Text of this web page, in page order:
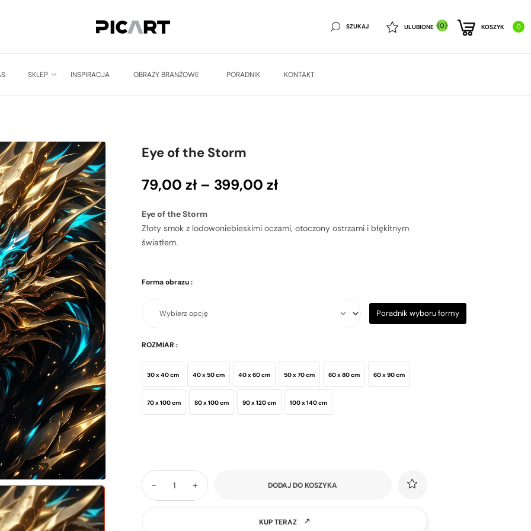
SZUKAJ ULUBIONE (0) KOSZYK 0
SKLEP INSPIRACJA OBRAZY BRANŻOWE PORADNIK KONTAKT
Eye of the Storm
79,00 zł– 399,00 zł
Eye of the Storm
Złoty smok z lodowoniebieskimi oczami, otoczony ostrzami i błękitnym
światłem.
Forma obrazu:
Poradnik wyboru formy
ROZMIAR :
30 x 40 cm 40 x 50 cm 40 x 60 cm 50 x 70 cm 60 x 80 cm 60 x 90 cm
70 x 100 cm 80 x 100 cm 90 x 120 cm 100 x 140 cm
- + DODAJ DO KOSZYKA
KUP TERAZ